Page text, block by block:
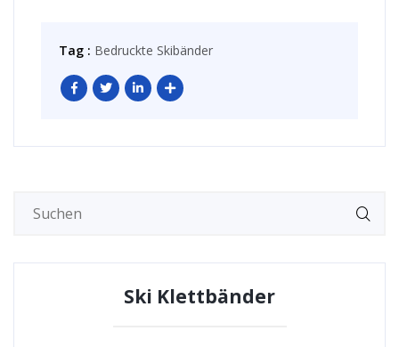
Tag : Bedruckte Skibänder
Ski Klettbänder